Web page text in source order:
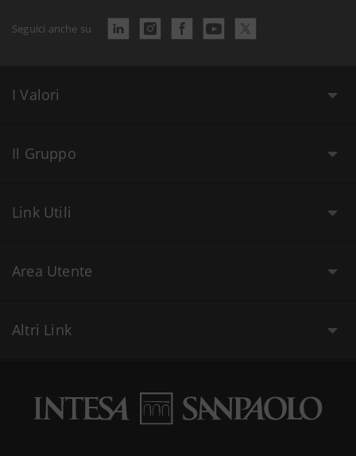
Seguici anche su
I Valori
Il Gruppo
Link Utili
Area Utente
Altri Link